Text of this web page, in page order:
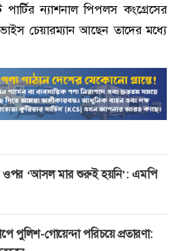
ন্যাশনাল পিপলস কংগ্রেসের
চেয়ারম্যান আছেন তাদের মধ্যে
ওপর ‘আসল মার শুরুই হয়নি’: এমপি
পুলিশ-গোয়েন্দা পরিচয়ে প্রতারণা: